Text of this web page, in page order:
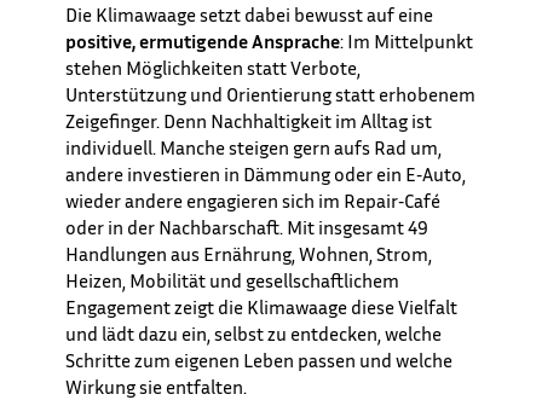
Die Klimawaage setzt dabei bewusst auf eine
positive, ermutigende Ansprache: Im Mittelpunkt
stehen Möglichkeiten statt Verbote,
Unterstützung und Orientierung statt erhobenem
Zeigefinger. Denn Nachhaltigkeit im Alltag ist
individuell. Manche steigen gern aufs Rad um,
andere investieren in Dämmung oder ein E‑Auto,
wieder andere engagieren sich im Repair‑Café
oder in der Nachbarschaft. Mit insgesamt 49
Handlungen aus Ernährung, Wohnen, Strom,
Heizen, Mobilität und gesellschaftlichem
Engagement zeigt die Klimawaage diese Vielfalt
und lädt dazu ein, selbst zu entdecken, welche
Schritte zum eigenen Leben passen und welche
Wirkung sie entfalten.